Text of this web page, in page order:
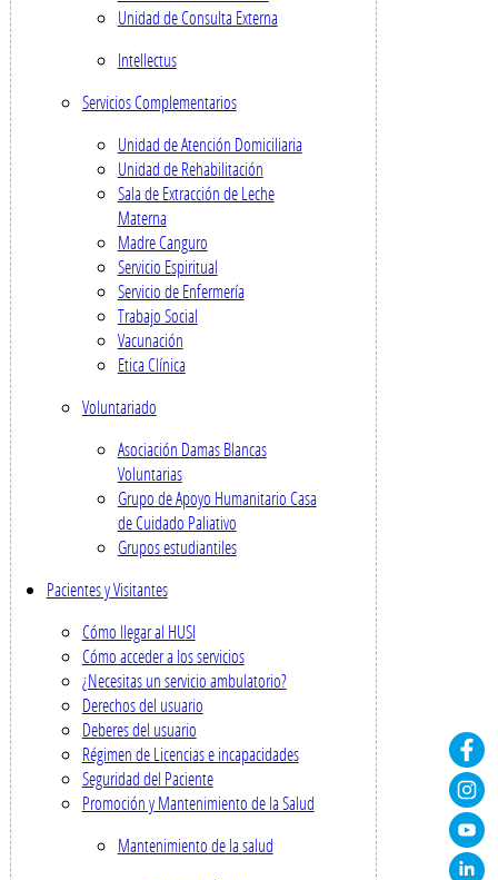
Unidad de Consulta Externa
Intellectus
Servicios Complementarios
Unidad de Atención Domiciliaria
Unidad de Rehabilitación
Sala de Extracción de Leche
Materna
Madre Canguro
Servicio Espiritual
Servicio de Enfermería
Trabajo Social
Vacunación
Etica Clínica
Voluntariado
Asociación Damas Blancas
Voluntarias
Grupo de Apoyo Humanitario Casa
de Cuidado Paliativo
Grupos estudiantiles
Pacientes y Visitantes
Cómo llegar al HUSI
Cómo acceder a los servicios
¿Necesitas un servicio ambulatorio?
Derechos del usuario
Deberes del usuario
Régimen de Licencias e incapacidades
Seguridad del Paciente
Promoción y Mantenimiento de la Salud
Mantenimiento de la salud